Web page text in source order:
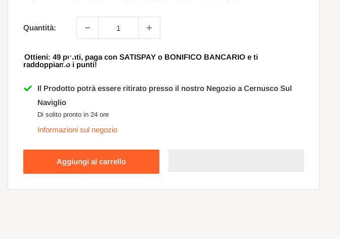
Quantità:
Ottieni: 49 punti, paga con SATISPAY o BONIFICO BANCARIO e ti
raddoppiamo i punti!
Il Prodotto potrà essere ritirato presso il nostro Negozio a Cernusco Sul
Naviglio
Di solito pronto in 24 ore
Informazioni sul negozio
Aggiungi al carrello